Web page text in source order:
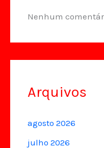
Nenhum
Arquivos
agosto 2026
julho 2026